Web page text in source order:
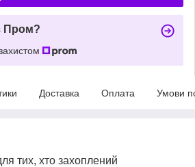
Пром?
Доставка Оплата Умови
тих, хто захоплений